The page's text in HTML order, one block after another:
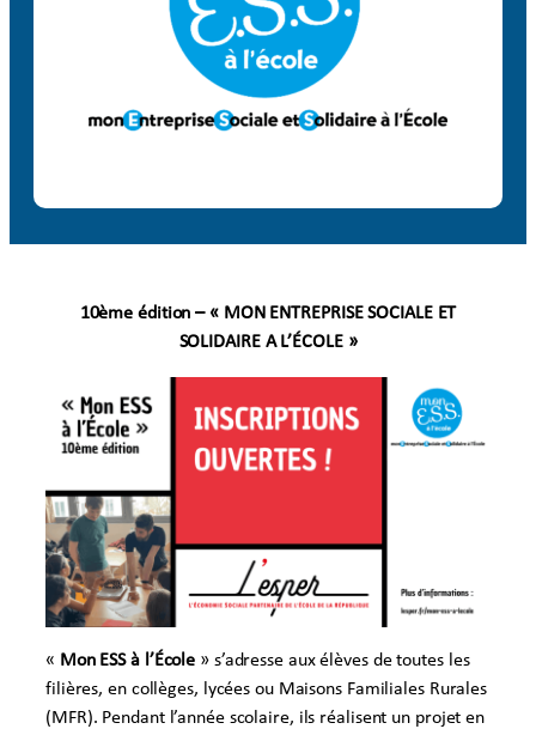
10ème édition – « MON ENTREPRISE SOCIALE ET
SOLIDAIRE A L’ÉCOLE »
« Mon ESS à l’École » s’adresse aux élèves de toutes les
filières, en collèges, lycées ou Maisons Familiales Rurales
(MFR). Pendant l’année scolaire, ils réalisent un projet en